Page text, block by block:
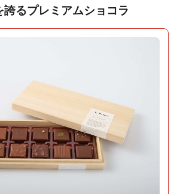
るプレミアムショコラ